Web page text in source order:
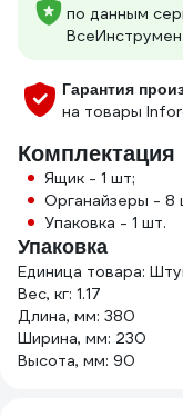
по данным
Гарантия
на товары
Комплектация
Ящик - 1 шт;
Органайзеры - 8
Упаковка - 1 шт.
Упаковка
Единица товара:
Вес, кг: 1.17
Длина, мм: 380
Ширина, мм: 230
Высота, мм: 90